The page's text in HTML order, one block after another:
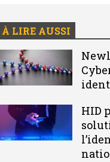
À LIRE AUSSI
HID